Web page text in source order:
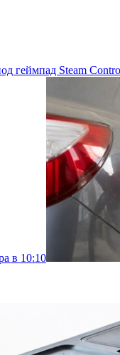
геймпад Steam
в 10:10